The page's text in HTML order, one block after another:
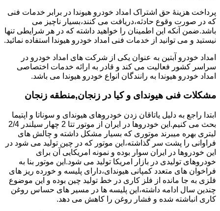
پرداخت هزینۀ حق اشتراک امداد خودرو هیوندا در برابر خدمات فنی
که در صورت وقوع حادثه،دریافت می کنند،بسیار ناچیز می
باشد.ضمن آنکه این اطمینان را خواهید داشته که در هر شرایطی تنها
نیستید و می توانید از خدمات فنی امداد خودرو هیوندا استفاده نمائید.
امداد خودرو آبتین به عنوان یکی از شرکت های امداد خودرو در
سراسر کشور فعالیت می کند و قادر به ارائه خدمات اختصاصی
امداد خودرو هیوندا به رانندگان انواع خودرو هیوندا می باشد.
مشکلات فنی هیوندای و کیا در زنجان,منطقه زنجان
ابتدا راجع به دلیل یاتاقان زدن خودروهای هیوندای و سوناتا و اپتیما
بحث می کنیم.این خودروها در ایران از موتور تتا 2 چهار سیلندر 2/4
لیتری بهره میبرند موتوری که بسیار مشکل داشته و چالش های
فراوانی را پشت سر گذاشته،این موتور که در چین تولید می شود در
این خودروها در ایران سوار بوده و نمونه امریکایی آن برای
خودروهای تولیدی در بازار امریکا تولید می شود.این موتور بنا به
فراخوان های متعدد کمپانی هیوندای،دارای پلیسه و خورده ریز های
فلزی به جا مانده از فلز کاری در خط تولید چین بوده و این موضوع
چندین سال ادامه داشته،این پلیسه ها در مسیر های حساس روغن
کاری انباشته شده و فشار روغن را کاهش می دهد.